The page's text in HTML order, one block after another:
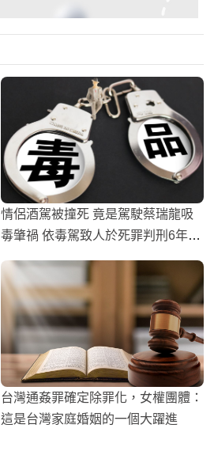
情侶酒駕被撞死 竟是駕駛蔡瑞龍吸
毒肇禍 依毒駕致人於死罪判刑6年6
台灣通姦罪確定除罪化，女權團體：
這是台灣家庭婚姻的一個大躍進